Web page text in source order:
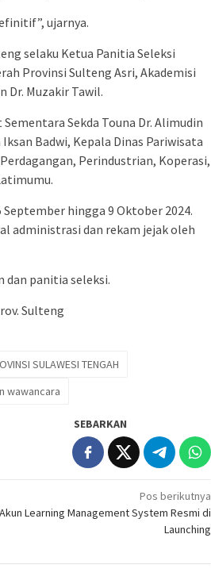
ujarnya.
selaku Ketua Panitia Seleksi
Provinsi Sulteng Asri, Akademisi
Dr. Muzakir Tawil.
Sekda Touna Dr. Alimudin
Badwi, Kepala Dinas Pariwisata
Perindustrian, Koperasi,
hingga 9 Oktober 2024.
administrasi dan rekam jejak oleh
dan panitia seleksi.
Sulteng
SULAWESI TENGAH
wawancara
SEBARKAN
Pos berikutnya
Akun Learning Management System Resmi di
Launching